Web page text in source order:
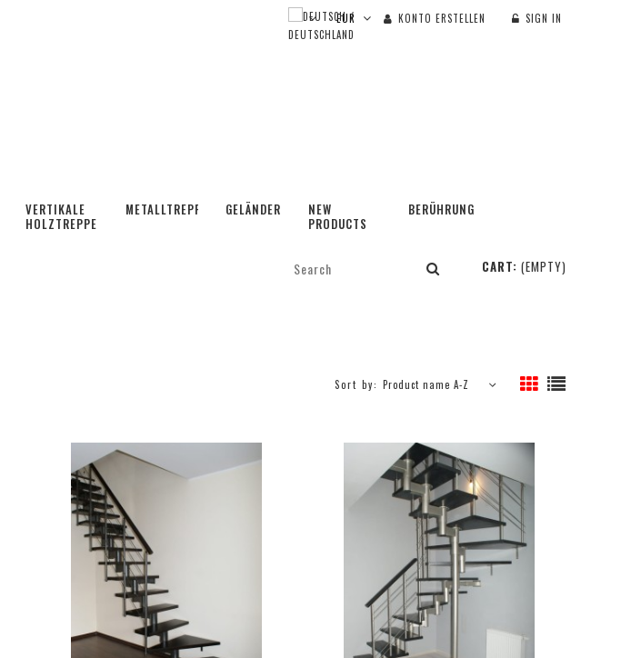
KONTO ERSTELLEN SIGN IN
VERTIKALE
HOLZTREPPE
METALLTREPPEN GELÄNDER
NEW
PRODUCTS
BERÜHRUNG
CART: (EMPTY)
Sort by: Product name A-Z